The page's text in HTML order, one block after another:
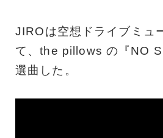
JIROは空想ドライブミュ
て、the pillows の『NO
選曲した。